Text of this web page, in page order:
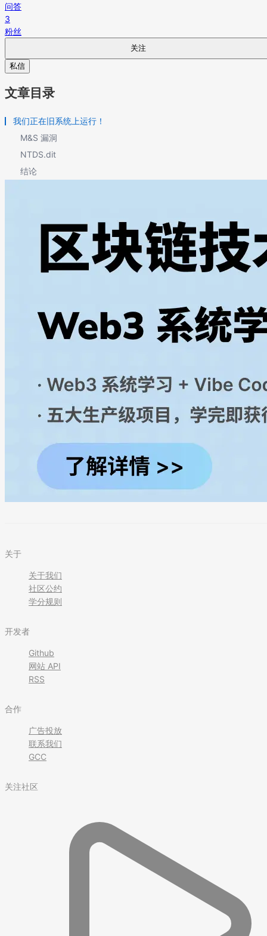
问答
3
粉丝
关注
私信
文章目录
我们正在旧系统上运行！
M&S 漏洞
NTDS.dit
结论
关于
关于我们
社区公约
学分规则
开发者
Github
网站 API
RSS
合作
广告投放
联系我们
GCC
关注社区